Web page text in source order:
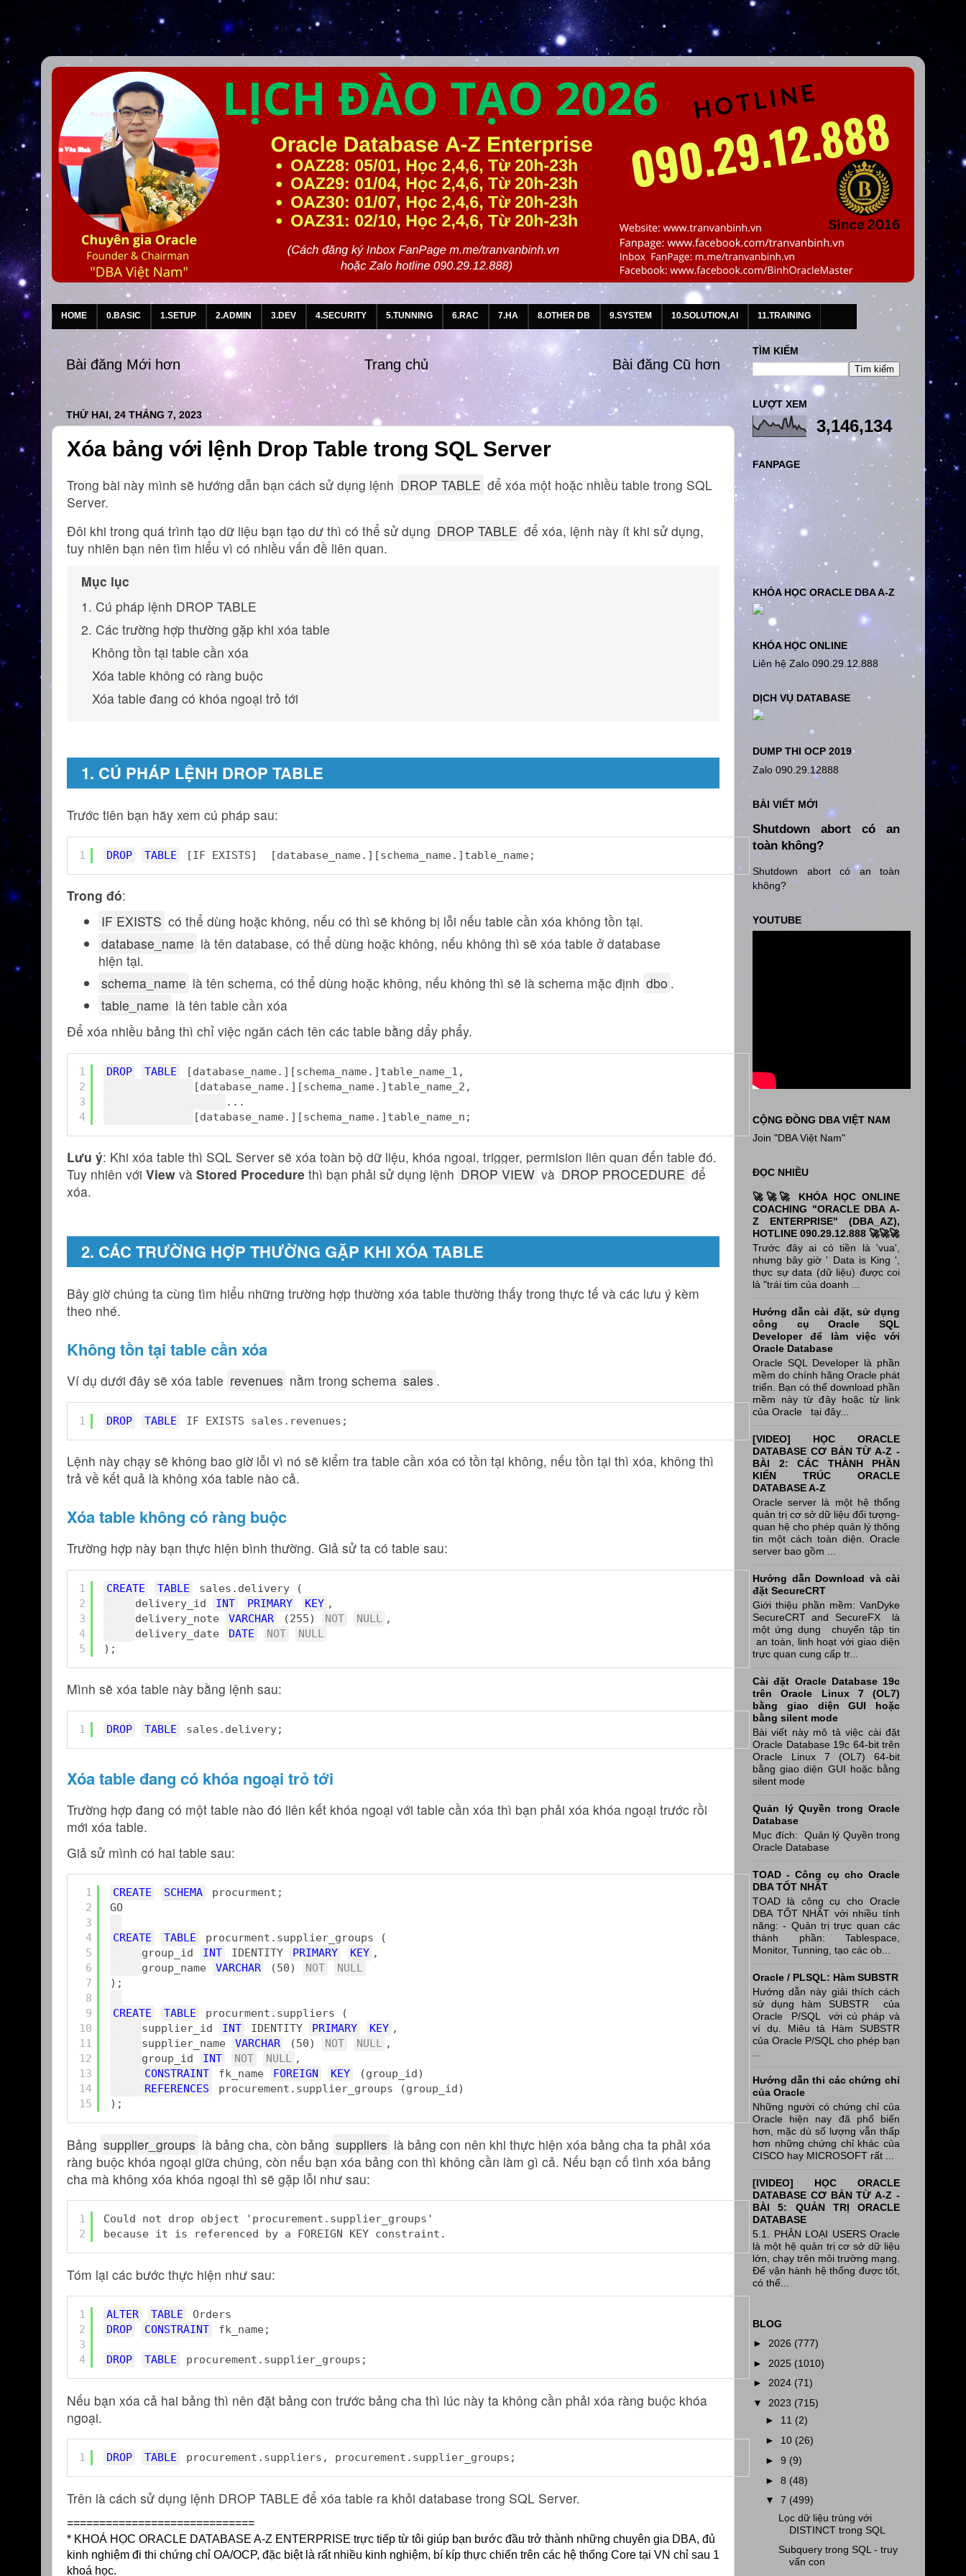
HOME 0.BASIC 1.SETUP 2.ADMIN 3.DEV 4.SECURITY 5.TUNNING 6.RAC 7.HA 8.OTHER DB 9.SYSTEM 10.SOLUTION,AI 11.TRAINING
Bài đăng Mới hơn Bài đăng Cũ hơn
Trang chủ
THỨ HAI, 24 THÁNG 7, 2023
Xóa bảng với lệnh Drop Table trong SQL Server
Trong bài này mình sẽ hướng dẫn bạn cách sử dụng lệnh DROP TABLE để xóa một hoặc nhiều table trong SQL
Server.
Đôi khi trong quá trình tạo dữ liệu bạn tạo dư thì có thể sử dụng DROP TABLE để xóa, lệnh này ít khi sử dụng,
tuy nhiên bạn nên tìm hiểu vì có nhiều vấn đề liên quan.
Mục lục
1. Cú pháp lệnh DROP TABLE
2. Các trường hợp thường gặp khi xóa table
Không tồn tại table cần xóa
Xóa table không có ràng buộc
Xóa table đang có khóa ngoại trỏ tới
1. CÚ PHÁP LỆNH DROP TABLE
Trước tiên bạn hãy xem cú pháp sau:
1 DROP TABLE [IF EXISTS]  [database_name.][schema_name.]table_name;
Trong đó:
IF EXISTS có thể dùng hoặc không, nếu có thì sẽ không bị lỗi nếu table cần xóa không tồn tại.
database_name là tên database, có thể dùng hoặc không, nếu không thì sẽ xóa table ở database
hiện tại.
schema_name là tên schema, có thể dùng hoặc không, nếu không thì sẽ là schema mặc định dbo .
table_name là tên table cần xóa
Để xóa nhiều bảng thì chỉ việc ngăn cách tên các table bằng dẩy phẩy.
1
2
3
4
DROP TABLE
[database_name.][schema_name.]table_name_1,
[database_name.][schema_name.]table_name_2,
...
[database_name.][schema_name.]table_name_n;
Lưu ý: Khi xóa table thì SQL Server sẽ xóa toàn bộ dữ liệu, khóa ngoại, trigger, permision liên quan đến table đó.
Tuy nhiên với View và Stored Procedure thì bạn phải sử dụng lệnh DROP VIEW và DROP PROCEDURE để
xóa.
2. CÁC TRƯỜNG HỢP THƯỜNG GẶP KHI XÓA TABLE
Bây giờ chúng ta cùng tìm hiểu những trường hợp thường xóa table thường thấy trong thực tế và các lưu ý kèm
theo nhé.
Không tồn tại table cần xóa
Ví dụ dưới đây sẽ xóa table revenues nằm trong schema sales .
1 DROP TABLE IF EXISTS sales.revenues;
Lệnh này chạy sẽ không bao giờ lỗi vì nó sẽ kiểm tra table cần xóa có tồn tại không, nếu tồn tại thì xóa, không thì
trả về kết quả là không xóa table nào cả.
Xóa table không có ràng buộc
Trường hợp này bạn thực hiện bình thường. Giả sử ta có table sau:
1
2
3
4
5
CREATE TABLE
sales.delivery (
delivery_id
INT PRIMARY KEY ,
delivery_note
VARCHAR (255) NOT NULL ,
delivery_date
DATE NOT
NULL
);
Mình sẽ xóa table này bằng lệnh sau:
1 DROP TABLE sales.delivery;
Xóa table đang có khóa ngoại trỏ tới
Trường hợp đang có một table nào đó liên kết khóa ngoại với table cần xóa thì bạn phải xóa khóa ngoại trước rồi
mới xóa table.
Giả sử mình có hai table sau:
1
2
3
4
5
6
7
8
9
10
11
12
13
14
15
CREATE SCHEMA
procurment;
GO
CREATE TABLE
procurment.supplier_groups (
group_id
INT IDENTITY PRIMARY KEY ,
group_name
VARCHAR (50) NOT
NULL
);
CREATE TABLE
procurment.suppliers (
supplier_id
INT IDENTITY PRIMARY KEY ,
supplier_name
VARCHAR (50) NOT NULL ,
group_id
INT NOT NULL ,
CONSTRAINT
fk_name FOREIGN KEY
(group_id)
REFERENCES
procurement.supplier_groups (group_id)
);
Bảng supplier_groups là bảng cha, còn bảng suppliers là bảng con nên khi thực hiện xóa bảng cha ta phải xóa
ràng buộc khóa ngoại giữa chúng, còn nếu bạn xóa bảng con thì không cần làm gì cả. Nếu bạn cố tình xóa bảng
cha mà không xóa khóa ngoại thì sẽ gặp lỗi như sau:
1
2
Could not drop object 'procurement.supplier_groups'
because it is referenced by a FOREIGN KEY constraint.
Tóm lại các bước thực hiện như sau:
1
2
3
4
ALTER TABLE
Orders
DROP
CONSTRAINT fk_name;
DROP TABLE procurement.supplier_groups;
Nếu bạn xóa cả hai bảng thì nên đặt bảng con trước bảng cha thì lúc này ta không cần phải xóa ràng buộc khóa
ngoại.
1 DROP TABLE procurement.suppliers, procurement.supplier_groups;
Trên là cách sử dụng lệnh DROP TABLE để xóa table ra khỏi database trong SQL Server.
=============================
* KHOÁ HỌC ORACLE DATABASE A-Z ENTERPRISE trực tiếp từ tôi giúp bạn bước đầu trở thành những chuyên gia DBA, đủ
kinh nghiệm đi thi chứng chỉ OA/OCP, đặc biệt là rất nhiều kinh nghiệm, bí kíp thực chiến trên các hệ thống Core tại VN chỉ sau 1
khoá học.
TÌM KIẾM
LƯỢT XEM
3,146,134
FANPAGE
KHÓA HỌC ORACLE DBA A-Z
KHÓA HỌC ONLINE
Liên hệ Zalo 090.29.12.888
DỊCH VỤ DATABASE
DUMP THI OCP 2019
Zalo 090.29.12888
BÀI VIẾT MỚI
Shutdown abort có an
toàn không?
Shutdown abort có an toàn
không?
YOUTUBE
CỘNG ĐỒNG DBA VIỆT NAM
Join "DBA Việt Nam"
ĐỌC NHIỀU
🚀🚀🚀 KHÓA HỌC ONLINE
COACHING "ORACLE DBA A-
Z ENTERPRISE" (DBA_AZ),
HOTLINE 090.29.12.888 🚀🚀🚀
Trước đây ai có tiền là 'vua',
nhưng bây giờ ' Data is King ',
thực sự data (dữ liệu) được coi
là "trái tim của doanh ...
Hướng dẫn cài đặt, sử dụng
công cụ Oracle SQL
Developer để làm việc với
Oracle Database
Oracle SQL Developer là phần
mềm do chính hãng Oracle phát
triển. Bạn có thể download phần
mềm này từ đây hoặc từ link
của Oracle tại đây...
[VIDEO] HỌC ORACLE
DATABASE CƠ BẢN TỪ A-Z -
BÀI 2: CÁC THÀNH PHẦN
KIẾN TRÚC ORACLE
DATABASE A-Z
Oracle server là một hệ thống
quản trị cơ sở dữ liệu đối tượng-
quan hệ cho phép quản lý thông
tin một cách toàn diện. Oracle
server bao gồm ...
Hướng dẫn Download và cài
đặt SecureCRT
Giới thiệu phần mềm: VanDyke
SecureCRT and SecureFX là
một ứng dụng chuyển tập tin
an toàn, linh hoạt với giao diện
trực quan cung cấp tr...
Cài đặt Oracle Database 19c
trên Oracle Linux 7 (OL7)
bằng giao diện GUI hoặc
bằng silent mode
Bài viết này mô tả việc cài đặt
Oracle Database 19c 64-bit trên
Oracle Linux 7 (OL7) 64-bit
bằng giao diện GUI hoặc bằng
silent mode
Quản lý Quyền trong Oracle
Database
Mục đích: Quản lý Quyền trong
Oracle Database
TOAD - Công cụ cho Oracle
DBA TỐT NHẤT
TOAD là công cụ cho Oracle
DBA TỐT NHẤT với nhiều tính
năng: - Quản trị trực quan các
thành phần: Tablespace,
Monitor, Tunning, tạo các ob...
Oracle / PLSQL: Hàm SUBSTR
Hướng dẫn này giải thích cách
sử dụng hàm SUBSTR của
Oracle P/SQL với cú pháp và
ví dụ. Miêu tả Hàm SUBSTR
của Oracle P/SQL cho phép bạn
Hướng dẫn thi các chứng chỉ
của Oracle
Những người có chứng chỉ của
Oracle hiện nay đã phổ biến
hơn, mặc dù số lượng vẫn thấp
hơn những chứng chỉ khác của
CISCO hay MICROSOFT rất ...
[IVIDEO] HỌC ORACLE
DATABASE CƠ BẢN TỪ A-Z -
BÀI 5: QUẢN TRỊ ORACLE
DATABASE
5.1. PHÂN LOẠI USERS Oracle
là một hệ quản trị cơ sở dữ liệu
lớn, chạy trên môi trường mạng.
Để vận hành hệ thống được tốt,
có thể...
BLOG
► 2026 (777)
► 2025 (1010)
► 2024 (71)
▼ 2023 (715)
► 11 (2)
► 10 (26)
►9 (9)
►8 (48)
▼7 (499)
Lọc dữ liệu trùng với
DISTINCT trong SQL
Subquery trong SQL - truy
vấn con